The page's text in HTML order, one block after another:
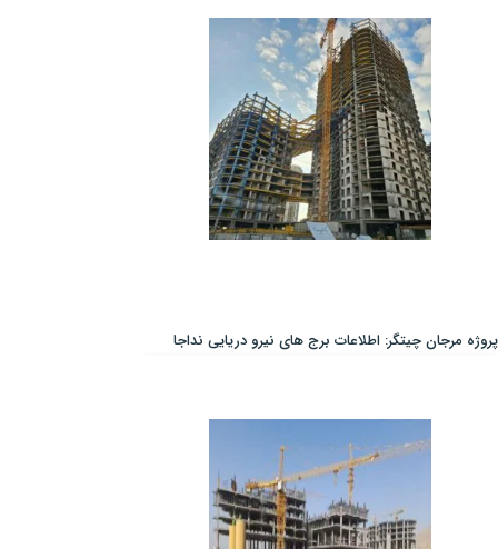
پروژه مرجان چیتگر: اطلاعات برج های نیرو دریایی نداجا